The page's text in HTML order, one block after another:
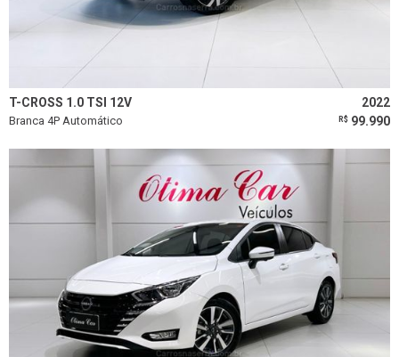
T-CROSS 1.0 TSI 12V 2022
Branca 4P Automático R$ 99.990